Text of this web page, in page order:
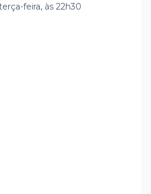
feira, às 22h30